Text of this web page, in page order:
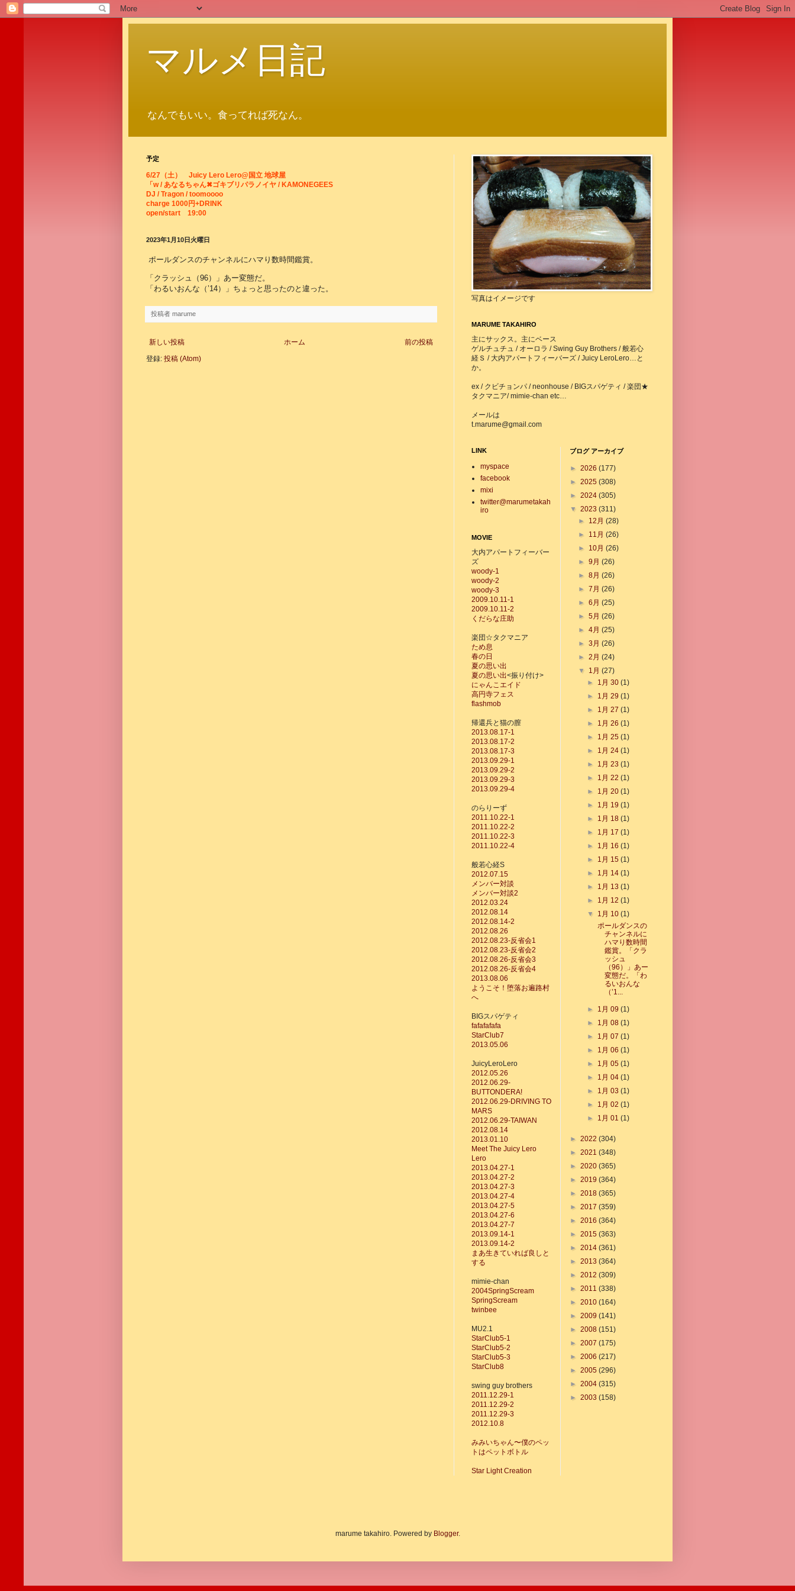
マルメ日記
なんでもいい。食ってれば死なん。
予定
6/27（土） Juicy Lero Lero@国立 地球屋
「w / あなるちゃん✖ゴキブリパラノイヤ / KAMONEGEES
DJ / Tragon / toomoooo
charge 1000円+DRINK
open/start 19:00
2023年1月10日火曜日
ポールダンスのチャンネルにハマり数時間鑑賞。
「クラッシュ（96）」あー変態だ。
「わるいおんな（’14）」ちょっと思ったのと違った。
投稿者 marume
新しい投稿 前の投稿
ホーム
登録: 投稿 (Atom)
写真はイメージです
MARUME TAKAHIRO
主にサックス。主にベース
ゲルチュチュ / オーロラ / Swing Guy Brothers / 般若心
経Ｓ / 大内アパートフィーバーズ / Juicy LeroLero…と
か。
ex / クビチョンパ / neonhouse / BIGスパゲティ / 楽団★
タクマニア/ mimie-chan etc…
メールは
t.marume@gmail.com
LINK
myspace
facebook
mixi
twitter@marumetakah
iro
MOVIE
大内アパートフィーバー
ズ
woody-1
woody-2
woody-3
2009.10.11-1
2009.10.11-2
くだらな庄助
楽団☆タクマニア
ため息
春の日
夏の思い出
夏の思い出<振り付け>
にゃんこエイド
高円寺フェス
flashmob
帰還兵と猫の膣
2013.08.17-1
2013.08.17-2
2013.08.17-3
2013.09.29-1
2013.09.29-2
2013.09.29-3
2013.09.29-4
のらりーず
2011.10.22-1
2011.10.22-2
2011.10.22-3
2011.10.22-4
般若心経S
2012.07.15
メンバー対談
メンバー対談2
2012.03.24
2012.08.14
2012.08.14-2
2012.08.26
2012.08.23-反省会1
2012.08.23-反省会2
2012.08.26-反省会3
2012.08.26-反省会4
2013.08.06
ようこそ！堕落お遍路村
へ
BIGスパゲティ
fafafafafa
StarClub7
2013.05.06
JuicyLeroLero
2012.05.26
2012.06.29-
BUTTONDERA!
2012.06.29-DRIVING TO
MARS
2012.06.29-TAIWAN
2012.08.14
2013.01.10
Meet The Juicy Lero
Lero
2013.04.27-1
2013.04.27-2
2013.04.27-3
2013.04.27-4
2013.04.27-5
2013.04.27-6
2013.04.27-7
2013.09.14-1
2013.09.14-2
まあ生きていれば良しと
する
mimie-chan
2004SpringScream
SpringScream
twinbee
MU2.1
StarClub5-1
StarClub5-2
StarClub5-3
StarClub8
swing guy brothers
2011.12.29-1
2011.12.29-2
2011.12.29-3
2012.10.8
みみいちゃん〜僕のペッ
トはペットボトル
Star Light Creation
ブログ アーカイブ
► 2026 (177)
► 2025 (308)
► 2024 (305)
▼ 2023 (311)
► 12月(28)
► 11月(26)
► 10月(26)
►9月(26)
►8月(26)
►7月(26)
►6月(25)
►5月(26)
►4月(25)
►3月(26)
►2月(24)
▼ 1月(27)
► 1月 30 (1)
► 1月 29 (1)
► 1月 27 (1)
► 1月 26 (1)
► 1月 25 (1)
► 1月 24 (1)
► 1月 23 (1)
► 1月 22 (1)
► 1月 20 (1)
► 1月 19 (1)
► 1月 18 (1)
► 1月 17 (1)
► 1月 16 (1)
► 1月 15 (1)
► 1月 14 (1)
► 1月 13 (1)
► 1月 12 (1)
▼ 1月 10 (1)
ポールダンスの
チャンネルに
ハマり数時間
鑑賞。「クラ
ッシュ
（96）」あー
変態だ。「わ
るいおんな
（’1...
► 1月 09 (1)
► 1月 08 (1)
► 1月 07 (1)
► 1月 06 (1)
► 1月 05 (1)
► 1月 04 (1)
► 1月 03 (1)
► 1月 02 (1)
► 1月 01 (1)
► 2022 (304)
► 2021 (348)
► 2020 (365)
► 2019 (364)
► 2018 (365)
► 2017 (359)
► 2016 (364)
► 2015 (363)
► 2014 (361)
► 2013 (364)
► 2012 (309)
► 2011 (338)
► 2010 (164)
► 2009 (141)
► 2008 (151)
► 2007 (175)
► 2006 (217)
► 2005 (296)
► 2004 (315)
► 2003 (158)
marume takahiro. Powered by Blogger.